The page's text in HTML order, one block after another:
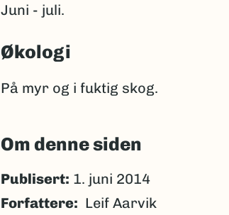
Juni - juli.
Økologi
På myr og i fuktig skog.
Om denne siden
Publisert: 1. juni 2014
Forfattere
Leif Aarvik